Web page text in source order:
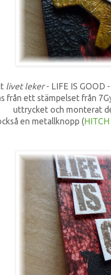
livet leker- LIFE IS GOOD -
från ett stämpelset från
uttrycket och monterat
en metallknopp (HITCH